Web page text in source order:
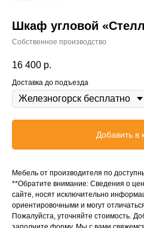
Шкаф угловой
Собственное производство
16 400 р.
Доставка до подъезда
Добавить в
Мебель от производителя по
**Обратите внимание: Сведения о
сайте, носят исключительно
ориентировочными и могут
Пожалуйста, уточняйте стоимость.